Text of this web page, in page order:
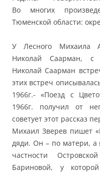
Во многих
Тюменской области:
У Лесного Михаила
Николай Саарман, с
Николай Саарман
этих встреч
1966г.- «Поезд с
1966г. получил от
советует этот рассказ
Михаил Зверев пишет
дяди. Он – по матери, а
частности
Бариновой, у